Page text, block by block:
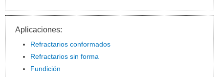
Aplicaciones:
Refractarios conformados
Refractarios sin forma
Fundición